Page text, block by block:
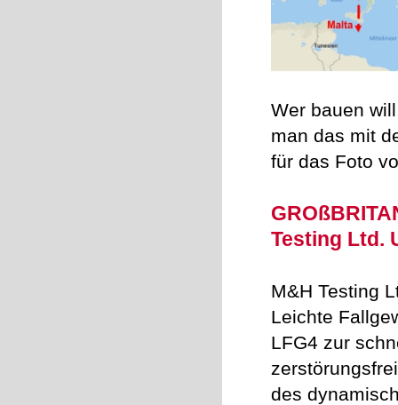
Wer bauen
man das mit
für das Foto
Testing Ltd.
M&H Testing
Leichte
LFG4 zur
des